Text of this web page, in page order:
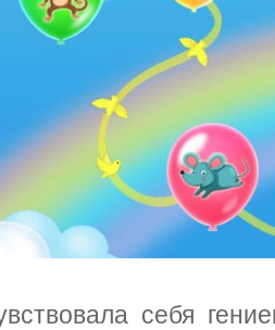
себя